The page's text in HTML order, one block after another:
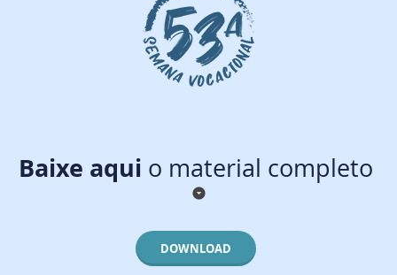
Baixe aqui o material completo
arrow_drop_down_circle
DOWNLOAD